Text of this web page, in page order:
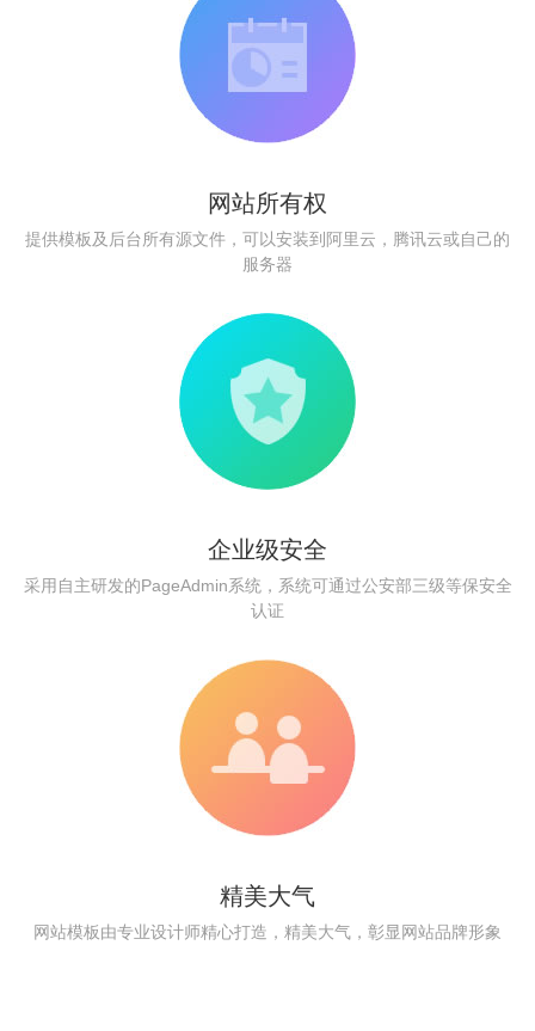
网站所有权
提供模板及后台所有源文件，可以安装到阿里云，腾讯云或自己的
服务器
企业级安全
采用自主研发的PageAdmin系统，系统可通过公安部三级等保安全
认证
精美大气
网站模板由专业设计师精心打造，精美大气，彰显网站品牌形象